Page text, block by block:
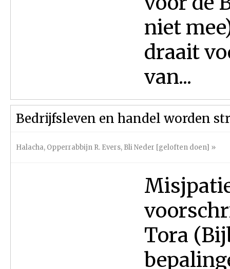
niet
draait
van...
Bedrijfsleven en handel worden
Halacha, Opperrabbijn R. Evers, Bli Neder [geloften doen] »
Tora